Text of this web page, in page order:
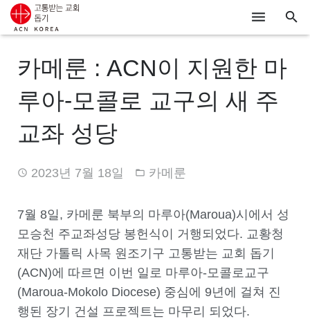
알리기
기도하기
시리아
우크라이나
행동하기
로그인
후원하기
카메룬 : ACN이 지원한 마
루아-모콜로 교구의 새 주
교좌 성당
2023년 7월 18일 카메룬
7월 8일, 카메룬 북부의 마루아(Maroua)시에서 성
모승천 주교좌성당 봉헌식이 거행되었다. 교황청
재단 가톨릭 사목 원조기구 고통받는 교회 돕기
(ACN)에 따르면 이번 일로 마루아-모콜로교구
(Maroua-Mokolo Diocese) 중심에 9년에 걸쳐 진
행된 장기 건설 프로젝트는 마무리 되었다.